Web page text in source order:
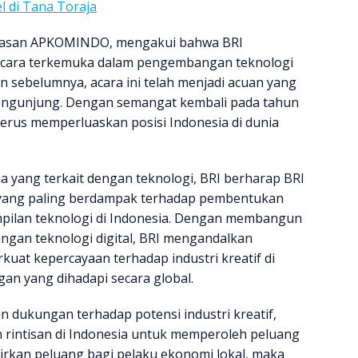
di Tana Toraja
APKOMINDO, mengakui bahwa BRI
terkemuka dalam pengembangan teknologi
acara ini telah menjadi acuan yang
Dengan semangat kembali pada tahun
memperluaskan posisi Indonesia di dunia
yang terkait dengan teknologi, BRI berharap BRI
paling berdampak terhadap pembentukan
teknologi di Indonesia. Dengan membangun
teknologi digital, BRI mengandalkan
kepercayaan terhadap industri kreatif di
yang dihadapi secara global.
dukungan terhadap potensi industri kreatif,
di Indonesia untuk memperoleh peluang
peluang bagi pelaku ekonomi lokal, maka